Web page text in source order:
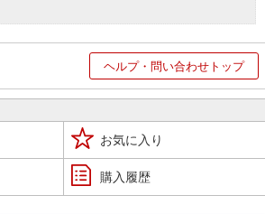
ヘルプ・問い合わせトップ
お気に入り
購入履歴